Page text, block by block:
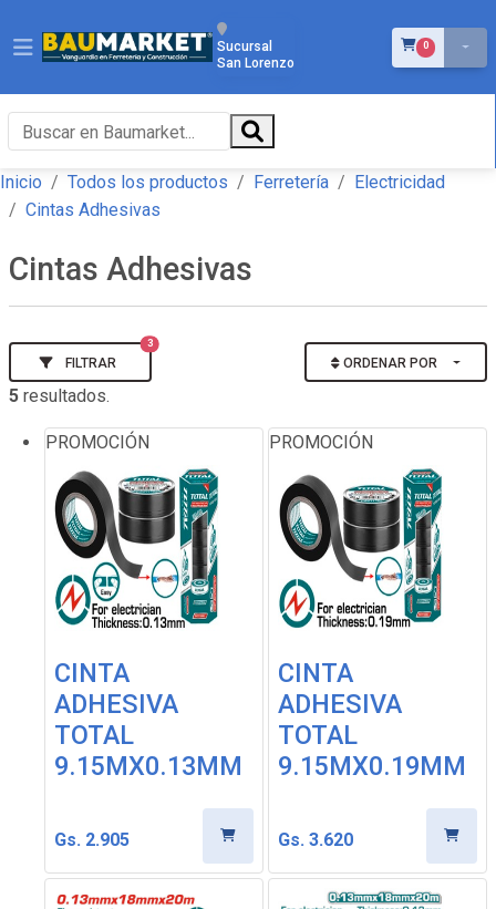
Sucursal
San Lorenzo
0ÍTEMS EN EL
Inicio Todos los productos Ferretería
Electricidad
Cintas Adhesivas
Cintas Adhesivas
FILTRAR
3
ORDENAR POR
5 resultados.
PROMOCIÓN
CINTA
ADHESIVA
TOTAL
9.15MX0.13MM
Gs. 2.905
PROMOCIÓN
CINTA
ADHESIVA
TOTAL
9.15MX0.19MM
Gs. 3.620